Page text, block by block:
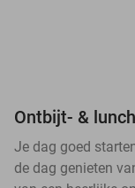
Ontbijt- &
Je dag goed
de dag genieten